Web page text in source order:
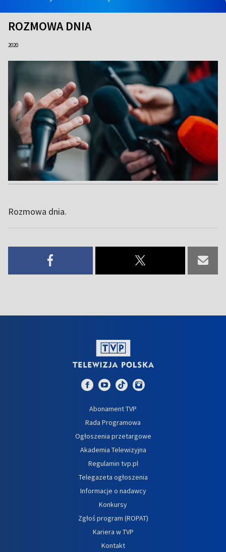
ROZMOWA DNIA
2020
Rozmowa dnia.
Abonament TVP
Rada Programowa
Ogłoszenia przetargowe
Akademia Telewizyjna
Regulamin tvp.pl
Telegazeta ogłoszenia
Informacje o nadawcy
Konkursy
Zgłoś program (ROPAT)
Kariera w TVP
Kontakt